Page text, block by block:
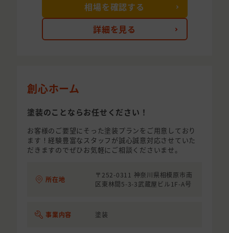
詳細を見る
相場を確認する
創心ホーム
塗装のことならお任せください！
お客様のご要望にそった塗装プランをご用意しており
ます！経験豊富なスタッフが誠心誠意対応させていた
だきますのでぜひお気軽にご相談くださいませ。
所在地
〒252-0311 神奈川県相模原市南
区東林間5-3-3武蔵屋ビル1F-A号
事業内容 塗装